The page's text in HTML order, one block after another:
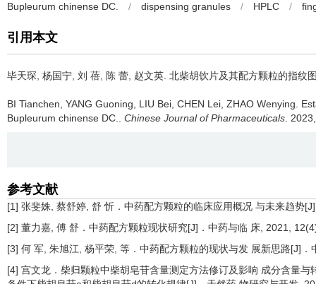
Bupleurum chinense DC. / dispensing granules / HPLC /
引用本文
毕天琛, 杨国宁, 刘 蓓, 陈 蕾, 赵文英. 北柴胡饮片及其配方颗粒的指纹
BI Tianchen, YANG Guoning, LIU Bei, CHEN Lei, ZHAO Wenying.
Bupleurum chinense DC.. Chinese Journal of Pharmaceuticals .
参考文献
[1] 张斐姝, 蔡舒婷, 舒 忻．中药配方颗粒的临床应用概况 与未来趋势
[2] 董力嘉, 傅 舒．中药配方颗粒现状研究[J]．中药与临 床, 2021,
[3] 何 军, 朱旭江, 杨平荣, 等．中药配方颗粒的现状与发 展新思路[J]
[4] 宫文龙．柴归颗粒中柴胡皂苷含量测定方法修订及影响 成分含量